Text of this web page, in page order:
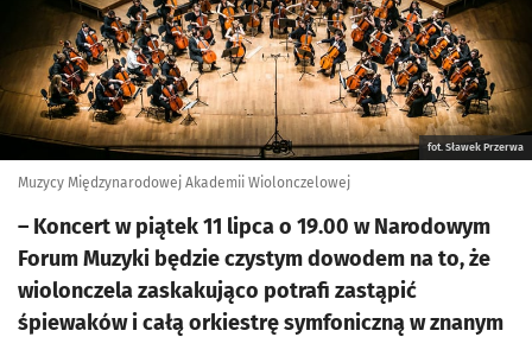
fot. Sławek Przerwa
Muzycy Międzynarodowej Akademii Wiolonczelowej
– Koncert w piątek 11 lipca o 19.00 w Narodowym
Forum Muzyki będzie czystym dowodem na to, że
wiolonczela zaskakująco potrafi zastąpić
śpiewaków i całą orkiestrę symfoniczną w znanym